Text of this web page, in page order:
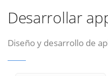
Desarrollar
Diseño y desarrollo de